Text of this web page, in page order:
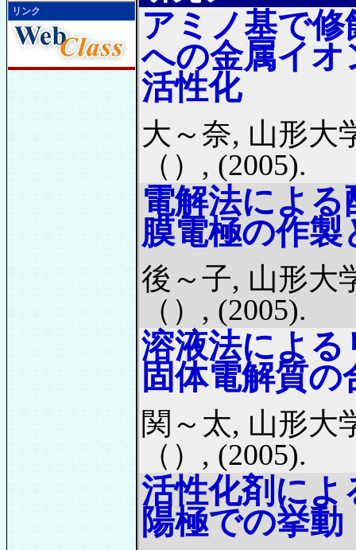
リンク
アミノ基で
への金属イ
活性化
大～奈, 山形大
（）, (2005).
電解法によ
膜電極の作製
後～子, 山形大
（）, (2005).
溶液法による
固体電解質
関～太, 山形大
（）, (2005).
活性化剤によ
陽極での挙動